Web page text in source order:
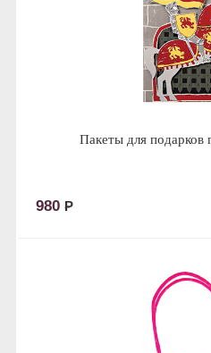
Пакеты для подарков
980 Р